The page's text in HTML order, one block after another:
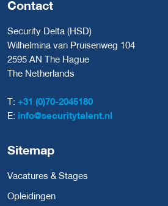
Contact
Security Delta (HSD)
Wilhelmina van Pruisenweg 104
2595 AN The Hague
The Netherlands
T: +31 (0)70-2045180
E: info@securitytalent.nl
Sitemap
Vacatures & Stages
Opleidingen